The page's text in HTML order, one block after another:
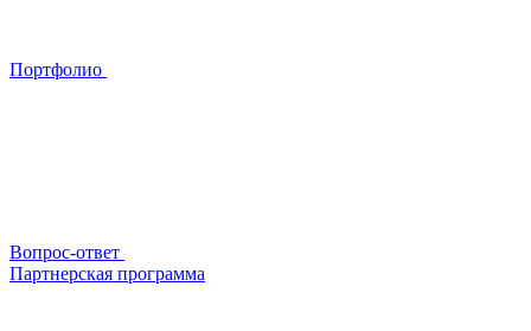
Портфолио
Вопрос-ответ
Партнерская программа